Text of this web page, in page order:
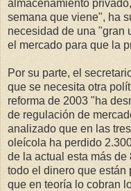
almacenamiento
semana que viene", ha
necesidad de una "gran
el mercado para que la
Por su parte, el
que se necesita otra
reforma de 2003 "ha
de regulación de
analizado que en las
oleícola ha perdido
de la actual esta más
todo el dinero que están
que en teoría lo cobran